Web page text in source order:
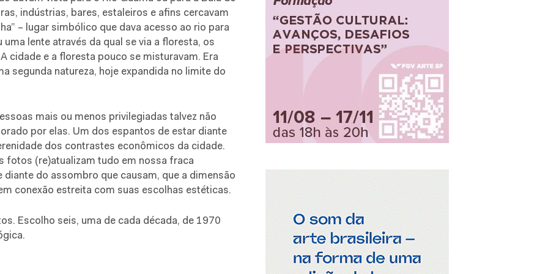
indústrias, bares, estaleiros e afins cercavam
– lugar simbólico que dava acesso ao rio para
lente através da qual se via a floresta, os
cidade e a floresta pouco se misturavam. Era
segunda natureza, hoje expandida no limite do
mais ou menos privilegiadas talvez não
por elas. Um dos espantos de estar diante
dos contrastes econômicos da cidade.
fotos (re)atualizam tudo em nossa fraca
do assombro que causam, que a dimensão
conexão estreita com suas escolhas estéticas.
Escolho seis, uma de cada década, de 1970